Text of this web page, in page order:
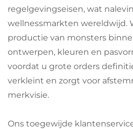
regelgevingseisen, wat
wellnessmarkten wereldwijd.
productie van monsters
ontwerpen, kleuren en
voordat u grote orders
verkleint en zorgt voor
merkvisie.
Ons toegewijde